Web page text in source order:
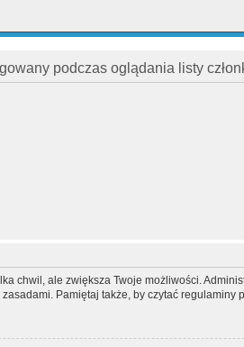
podczas oglądania listy
chwil, ale zwiększa Twoje możliwości.
Pamiętaj także, by czytać regulaminy